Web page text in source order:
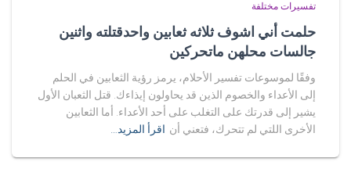
تفسيرات مختلفة
حلمت أني اشوف ثلاثه ثعابين واحدقتلته واثنين
جالسات محلهن ماتحركين
وفقًا لموسوعات تفسير الأحلام، يرمز رؤية الثعابين في الحلم
إلى الأعداء والخصوم الذين قد يحاولون إيذاءك. قتل الثعبان الأول
يشير إلى قدرتك على التغلب على أحد الأعداء. أما الثعابين
الأخرى اللتي لم تتحرك، فتعني أن اقرأ المزيد…